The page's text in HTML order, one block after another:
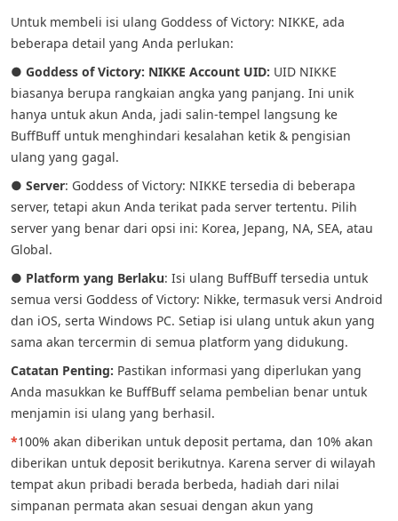
Untuk membeli isi ulang Goddess of Victory: NIKKE, ada
beberapa detail yang Anda perlukan:
● Goddess of Victory: NIKKE Account UID: UID NIKKE
biasanya berupa rangkaian angka yang panjang. Ini unik
hanya untuk akun Anda, jadi salin-tempel langsung ke
BuffBuff untuk menghindari kesalahan ketik & pengisian
ulang yang gagal.
● Server: Goddess of Victory: NIKKE tersedia di beberapa
server, tetapi akun Anda terikat pada server tertentu. Pilih
server yang benar dari opsi ini: Korea, Jepang, NA, SEA, atau
Global.
● Platform yang Berlaku: Isi ulang BuffBuff tersedia untuk
semua versi Goddess of Victory: Nikke, termasuk versi Android
dan iOS, serta Windows PC. Setiap isi ulang untuk akun yang
sama akan tercermin di semua platform yang didukung.
Catatan Penting: Pastikan informasi yang diperlukan yang
Anda masukkan ke BuffBuff selama pembelian benar untuk
menjamin isi ulang yang berhasil.
*100% akan diberikan untuk deposit pertama, dan 10% akan
diberikan untuk deposit berikutnya. Karena server di wilayah
tempat akun pribadi berada berbeda, hadiah dari nilai
simpanan permata akan sesuai dengan akun yang